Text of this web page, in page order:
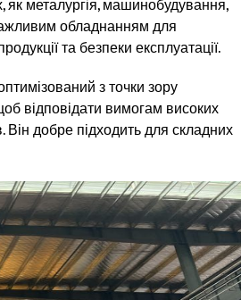
як металургія, машинобудування,
обладнанням для
та безпеки експлуатації.
з точки зору
відповідати вимогам високих
Він добре підходить для складних